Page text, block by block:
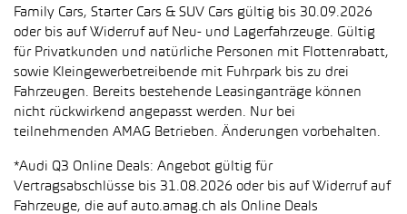
Family Cars, Starter Cars & SUV Cars gültig bis 30.09.2026
oder bis auf Widerruf auf Neu- und Lagerfahrzeuge. Gültig
für Privatkunden und natürliche Personen mit Flottenrabatt,
sowie Kleingewerbetreibende mit Fuhrpark bis zu drei
Fahrzeugen. Bereits bestehende Leasinganträge können
nicht rückwirkend angepasst werden. Nur bei
teilnehmenden AMAG Betrieben. Änderungen vorbehalten.
*Audi Q3 Online Deals: Angebot gültig für
Vertragsabschlüsse bis 31.08.2026 oder bis auf Widerruf auf
Fahrzeuge, die auf auto.amag.ch als Online Deals